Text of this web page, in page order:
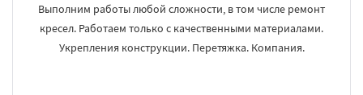
Выполним работы любой сложности, в том числе ремонт
кресел. Работаем только с качественными материалами.
Укрепления конструкции. Перетяжка. Компания.